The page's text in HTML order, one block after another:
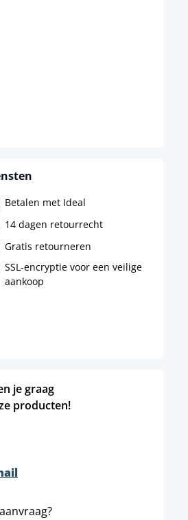
Betalen met Ideal
14 dagen retourrecht
Gratis retourneren
SSL-encryptie voor een veilige
aankoop
je graag
producten!